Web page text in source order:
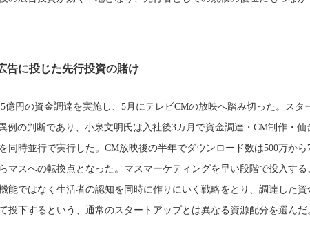
告に投じた先行投資の賭け
億円の資金調達を実施し、5月にテレビCMの放映へ踏み切った。スタ
例の判断であり、小泉文明氏は入社後3カ月で資金調達・CM制作・仙
同時並行で実行した。CM放映後の半年でダウンロード数は500万から
マスへの転換点となった。マスマーケティングを早い段階で投入する
能ではなく生活者の認知を同時に作りにいく戦略をとり、調達した資
投下するという、通常のスタートアップとは異なる資源配分を選んだ